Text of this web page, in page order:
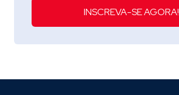
INSCREVA-SE AGORA!